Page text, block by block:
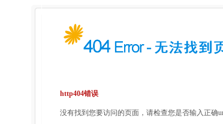
http404错误
没有找到您要访问的页面，请检查您是否输入正确